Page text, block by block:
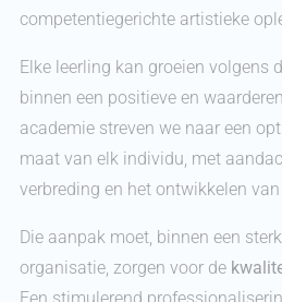
competentiegerichte artistieke
Elke leerling kan groeien volgens
binnen een positieve en
academie streven we naar een
maat van elk individu, met
verbreding en het ontwikkelen
Die aanpak moet, binnen een
organisatie, zorgen voor de